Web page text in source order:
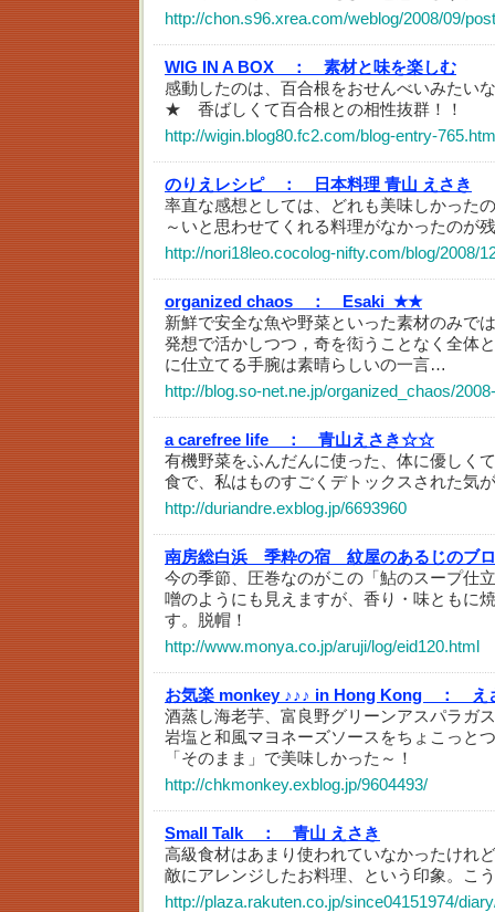
http://chon.s96.xrea.com/weblog/2008/09/
WIG IN A BOX ：
素材と味を楽しむ
感動したのは、百合根をおせんべいみたい
★ 香ばしくて百合根との相性抜群！！
http://wigin.blog80.fc2.com/blog-entry-
のりえレシピ ：
日本料理 青山 えさき
率直な感想としては、どれも美味しかった
～いと思わせてくれる料理がなかったのが
http://nori18leo.cocolog-nifty.com/blog/2008/
organized chaos ：
Esaki_★★
新鮮で安全な魚や野菜といった素材のみで
発想で活かしつつ，奇を衒うことなく全体
に仕立てる手腕は素晴らしいの一言…
http://blog.so-net.ne.jp/organized_chaos/
a carefree life ：
青山えさき☆☆
有機野菜をふんだんに使った、体に優しく
食で、私はものすごくデトックスされた気
http://duriandre.exblog.jp/6693960
南房総白浜 季粋の宿 紋屋のあるじのブ
今の季節、圧巻なのがこの「鮎のスープ仕
噌のようにも見えますが、香り・味ともに
す。脱帽！
http://www.monya.co.jp/aruji/log/eid120.html
お気楽 monkey ♪♪♪ in Hong Kong ：
え
酒蒸し海老芋、富良野グリーンアスパラガ
岩塩と和風マヨネーズソースをちょこっと
「そのまま」で美味しかった～！
http://chkmonkey.exblog.jp/9604493/
Small Talk ：
青山 えさき
高級食材はあまり使われていなかったけれ
敵にアレンジしたお料理、という印象。こ
http://plaza.rakuten.co.jp/since04151974/